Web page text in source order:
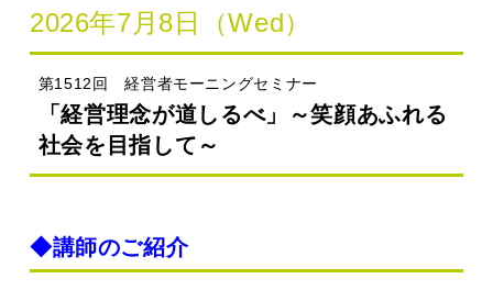
2026年7月8日（Wed）
第1512回 経営者モーニングセミナー
「経営理念が道しるべ」～笑顔あふれる
社会を目指して～
◆講師のご紹介